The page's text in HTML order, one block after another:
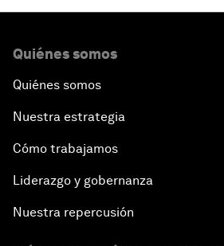
Quiénes somos
Quiénes somos
Nuestra estrategia
Cómo trabajamos
Liderazgo y gobernanza
Nuestra repercusión